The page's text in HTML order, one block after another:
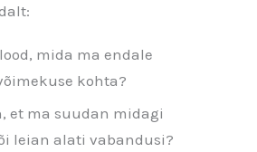
mida ma endale
kohta?
et ma suudan midagi
leian alati vabandusi?